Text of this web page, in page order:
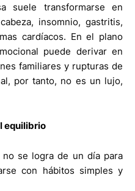
suele transformarse en
insomnio, gastritis,
cardíacos. En el plano
puede derivar en
familiares y rupturas de
por tanto, no es un lujo,
equilibrio
se logra de un día para
con hábitos simples y